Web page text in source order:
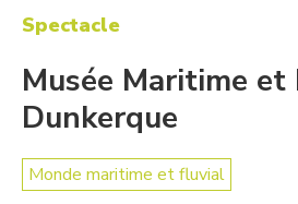
Spectacle
Musée Maritime
Dunkerque
Monde maritime et fluvial